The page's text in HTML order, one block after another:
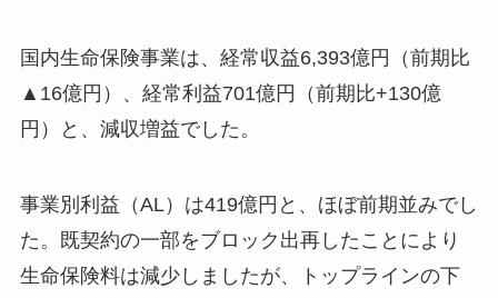
国内生命保険事業は、経常収益6,393億円（前期比
▲16億円）、経常利益701億円（前期比+130億
円）と、減収増益でした。
事業別利益（AL）は419億円と、ほぼ前期並みでし
た。既契約の一部をブロック出再したことにより
生命保険料は減少しましたが、トップラインの下